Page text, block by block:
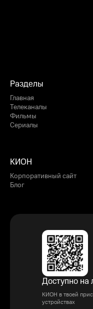
Разделы
Главная
Телеканалы
Фильмы
Сериалы
КИОН
Корпоративный сайт
Блог
Доступно
КИОН в твоей
устройствах